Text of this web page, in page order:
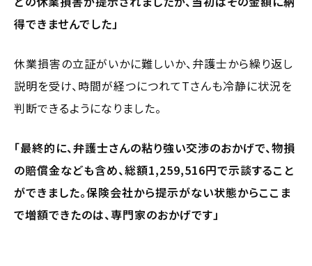
得できませんでした」
休業損害の立証がいかに難しいか、弁護士から繰り返し
説明を受け、時間が経つにつれてTさんも冷静に状況を
判断できるようになりました。
「最終的に、弁護士さんの粘り強い交渉のおかげで、物損
の賠償金なども含め、総額1,259,516円で示談すること
ができました。保険会社から提示がない状態からここま
で増額できたのは、専門家のおかげです」